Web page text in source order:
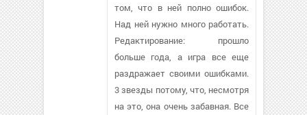
том, что в ней полно ошибок.
Над ней нужно много работать.
Редактирование: прошло
больше года, а игра все еще
раздражает своими ошибками.
3 звезды потому, что, несмотря
на это, она очень забавная. Все